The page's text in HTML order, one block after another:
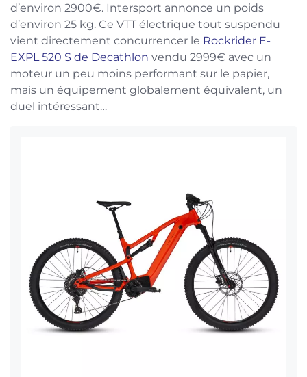
d’environ 2900€. Intersport annonce un poids
d’environ 25 kg. Ce VTT électrique tout suspendu
vient directement concurrencer le Rockrider E-
EXPL 520 S de Decathlon vendu 2999€ avec un
moteur un peu moins performant sur le papier,
mais un équipement globalement équivalent, un
duel intéressant…